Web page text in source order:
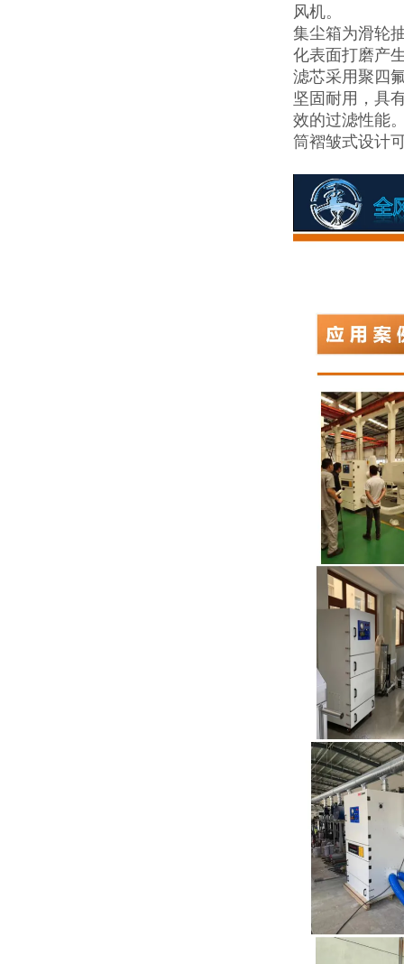
风机。
集尘箱为滑轮
化表面打磨产
滤芯采用聚四
坚固耐用，具
效的过滤性能
筒褶皱式设计